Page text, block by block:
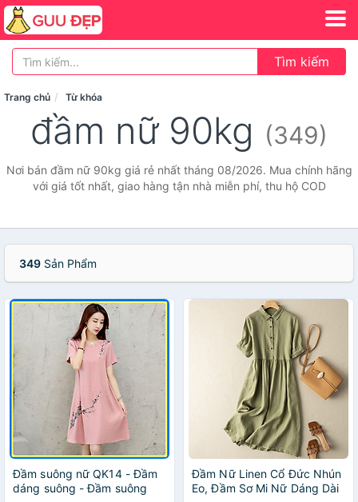
Tìm kiếm
Trang chủ Từ khóa
đầm nữ 90kg (349)
Nơi bán đầm nữ 90kg giá rẻ nhất tháng 08/2026. Mua chính hãng
với giá tốt nhất, giao hàng tận nhà miễn phí, thu hộ COD
349 Sản Phẩm
Đầm suông nữ QK14 - Đầm
dáng suông - Đầm suông
Đầm Nữ Linen Cổ Đức Nhún
Eo, Đầm Sơ Mi Nữ Dáng Dài